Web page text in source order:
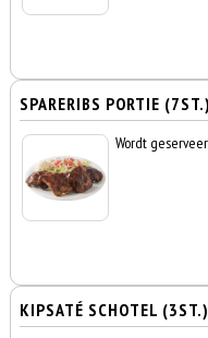
SPARERIBS PORTIE (7ST.)
Wordt
KIPSATÉ SCHOTEL (3ST.)